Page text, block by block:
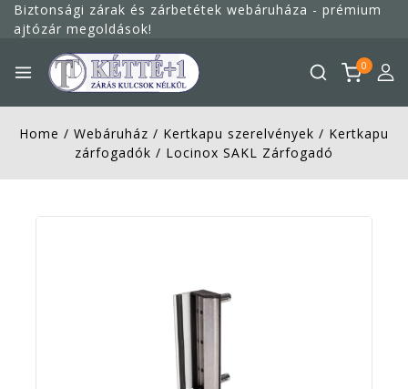
Biztonsági zárak és zárbetétek webáruháza - prémium
ajtózár megoldások!
0
Home / Webáruház / Kertkapu szerelvények / Kertkapu
zárfogadók / Locinox SAKL Zárfogadó